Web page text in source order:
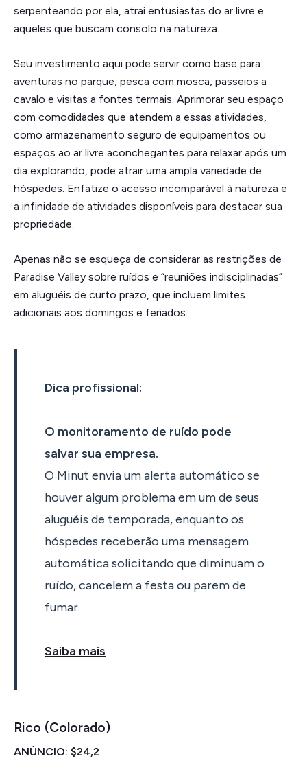
serpenteando por ela, atrai entusiastas do ar livre e
aqueles que buscam consolo na natureza.
Seu investimento aqui pode servir como base para
aventuras no parque, pesca com mosca, passeios a
cavalo e visitas a fontes termais. Aprimorar seu espaço
com comodidades que atendem a essas atividades,
como armazenamento seguro de equipamentos ou
espaços ao ar livre aconchegantes para relaxar após um
dia explorando, pode atrair uma ampla variedade de
hóspedes. Enfatize o acesso incomparável à natureza e
a infinidade de atividades disponíveis para destacar sua
propriedade.
Apenas não se esqueça de considerar as restrições de
Paradise Valley sobre ruídos e “reuniões indisciplinadas”
em aluguéis de curto prazo, que incluem limites
adicionais aos domingos e feriados.
Dica profissional:
O monitoramento de ruído pode
salvar sua empresa.
O Minut envia um alerta automático se
houver algum problema em um de seus
aluguéis de temporada, enquanto os
hóspedes receberão uma mensagem
automática solicitando que diminuam o
ruído, cancelem a festa ou parem de
fumar.
Saiba mais
Rico (Colorado)
ANÚNCIO: $24,2